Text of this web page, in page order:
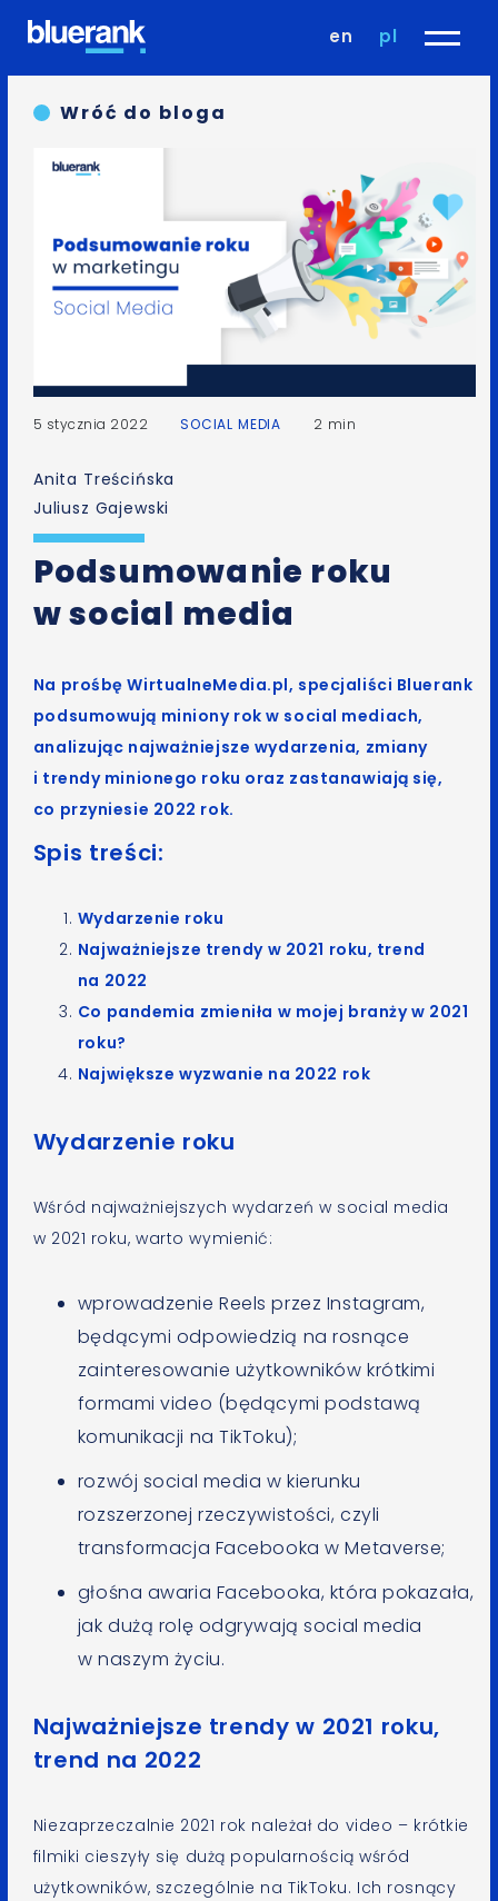
en pl
Wróć do bloga
5 stycznia 2022 SOCIAL MEDIA 2 min
Anita Treścińska
Juliusz Gajewski
Podsumowanie roku
w social media
Na prośbę WirtualneMedia.pl, specjaliści Bluerank
podsumowują miniony rok w social mediach,
analizując najważniejsze wydarzenia, zmiany
i trendy minionego roku oraz zastanawiają się,
co przyniesie 2022 rok.
Spis treści:
Wydarzenie roku
Najważniejsze trendy w 2021 roku, trend
na 2022
Co pandemia zmieniła w mojej branży w 2021
roku?
Największe wyzwanie na 2022 rok
Wydarzenie roku
Wśród najważniejszych wydarzeń w social media
w 2021 roku, warto wymienić:
wprowadzenie Reels przez Instagram,
będącymi odpowiedzią na rosnące
zainteresowanie użytkowników krótkimi
formami video (będącymi podstawą
komunikacji na TikToku);
rozwój social media w kierunku
rozszerzonej rzeczywistości, czyli
transformacja Facebooka w Metaverse;
głośna awaria Facebooka, która pokazała,
jak dużą rolę odgrywają social media
w naszym życiu.
Najważniejsze trendy w 2021 roku,
trend na 2022
Niezaprzeczalnie 2021 rok należał do video – krótkie
filmiki cieszyły się dużą popularnością wśród
użytkowników, szczególnie na TikToku. Ich rosnący